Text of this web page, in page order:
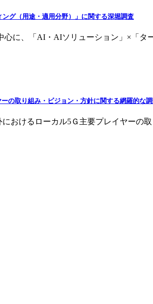
グ（用途・適用分野）」に関する深堀調査
心に、「AI・AIソリューション」×「
の取り組み・ビジョン・方針に関する網羅的な調
おけるローカル5Ｇ主要プレイヤー